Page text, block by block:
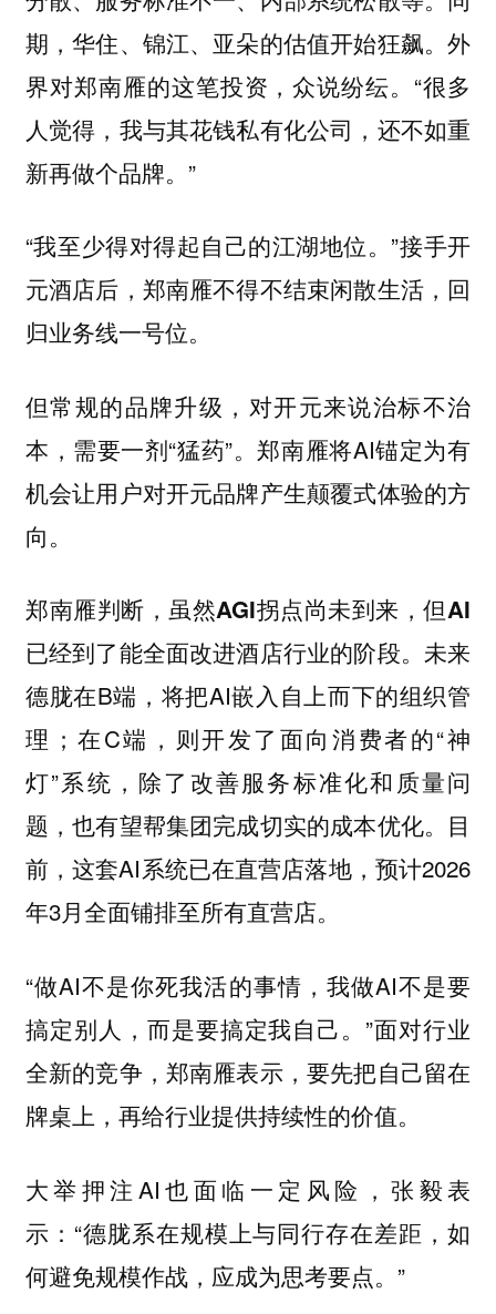
期，华住、锦江、亚朵的估值开始狂飙。外
界对郑南雁的这笔投资，众说纷纭。“很多
人觉得，我与其花钱私有化公司，还不如重
新再做个品牌。”
“我至少得对得起自己的江湖地位。”接手开
元酒店后，郑南雁不得不结束闲散生活，回
归业务线一号位。
但常规的品牌升级，对开元来说治标不治
本，需要一剂“猛药”。郑南雁将AI锚定为有
机会让用户对开元品牌产生颠覆式体验的方
向。
郑南雁判断，虽然AGI拐点尚未到来，但AI
已经到了能全面改进酒店行业的阶段。 未来
德胧在B端，将把AI嵌入自上而下的组织管
理；在C端，则开发了面向消费者的“神
灯”系统，除了改善服务标准化和质量问
题，也有望帮集团完成切实的成本优化。目
前，这套AI系统已在直营店落地，预计2026
年3月全面铺排至所有直营店。
“做AI不是你死我活的事情，我做AI不是要
搞定别人，而是要搞定我自己。”面对行业
全新的竞争，郑南雁表示，要先把自己留在
牌桌上，再给行业提供持续性的价值。
大举押注AI也面临一定风险，张毅表
示：“德胧系在规模上与同行存在差距，如
何避免规模作战，应成为思考要点。”